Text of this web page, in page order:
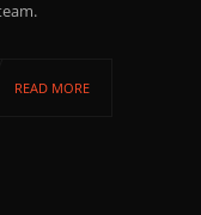
READ MORE